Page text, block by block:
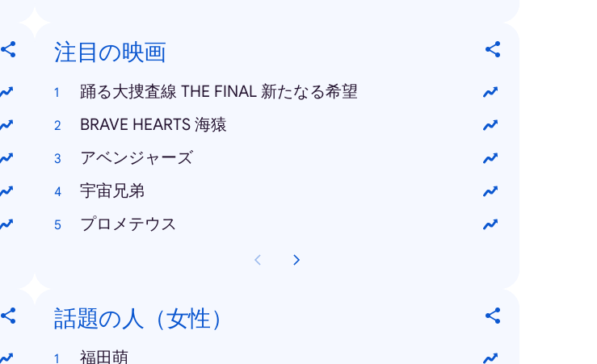
注目の映画
踊る大捜査線 THE FINAL 新たなる希望
BRAVE HEARTS 海猿
アベンジャーズ
宇宙兄弟
プロメテウス
話題の人（女性）
福田萌